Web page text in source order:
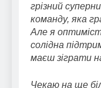
грізний
команду, яка
Але я
солідна
маєш зіграти
Чекаю на ще